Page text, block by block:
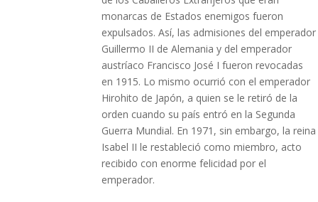
monarcas de Estados enemigos fueron
expulsados. Así, las admisiones del emperador
Guillermo II de Alemania y del emperador
austríaco Francisco José I fueron revocadas
en 1915. Lo mismo ocurrió con el emperador
Hirohito de Japón, a quien se le retiró de la
orden cuando su país entró en la Segunda
Guerra Mundial. En 1971, sin embargo, la reina
Isabel II le restableció como miembro, acto
recibido con enorme felicidad por el
emperador.